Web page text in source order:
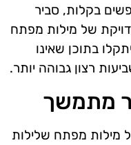
בקלות, סביר
של מילות מפתח
בתוכן שאינו
רצון גבוהה יותר.
מתמשך
מילות מפתח שלילות